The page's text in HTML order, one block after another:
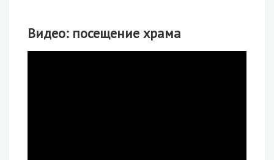
Видео: посещение храма